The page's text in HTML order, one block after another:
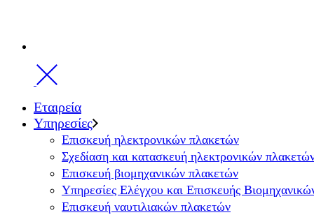
Εταιρεία
Υπηρεσίες
Επισκευή ηλεκτρονικών πλακετών
Σχεδίαση και κατασκευή ηλεκτρονικών
Επισκευή βιομηχανικών πλακετών
Υπηρεσίες Ελέγχου και Επισκευής
Επισκευή ναυτιλιακών πλακετών